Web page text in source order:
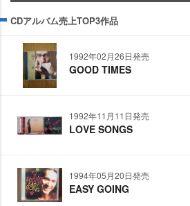
CDアルバム売上TOP3作品
1992年02月26日発売
GOOD TIMES
1992年11月11日発売
LOVE SONGS
1994年05月20日発売
EASY GOING